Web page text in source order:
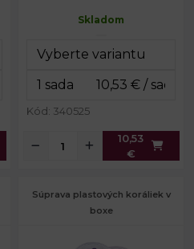
Dĺžka gumy:
cca 6 m
Skladom
Kód: 340525
10,53
€
Súprava plastových koráliek v
boxe